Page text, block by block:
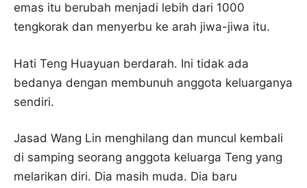
emas itu berubah menjadi lebih dari 1000
tengkorak dan menyerbu ke arah jiwa-jiwa itu.
Hati Teng Huayuan berdarah. Ini tidak ada
bedanya dengan membunuh anggota keluarganya
sendiri.
Jasad Wang Lin menghilang dan muncul kembali
di samping seorang anggota keluarga Teng yang
melarikan diri. Dia masih muda. Dia baru